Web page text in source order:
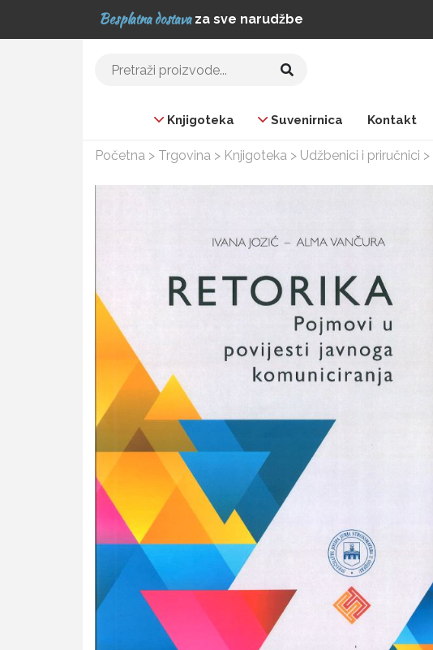
Besplatna dostavaza sve narudžbe
Pretraži:
Knjigoteka Suvenirnica Kontakt
Početna > Trgovina > Knjigoteka > Udžbenici i priručnici >